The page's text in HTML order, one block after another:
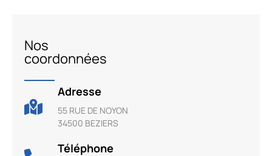
Nos
coordonnées
Adresse
55 RUE DE NOYON
34500 BEZIERS
Téléphone